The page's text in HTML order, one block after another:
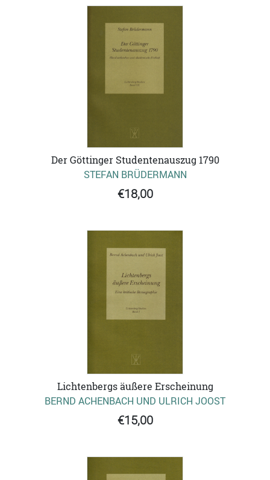
Der Göttinger Studentenauszug 1790
STEFAN BRÜDERMANN
€18,00
Lichtenbergs äußere Erscheinung
BERND ACHENBACH UND ULRICH JOOST
€15,00